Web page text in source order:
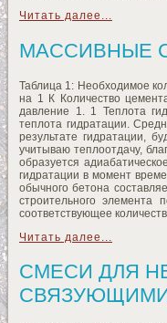
Читать далее...
МАССИВНЫЕ
Таблица 1: Необходимое
на 1 К Количество
давление 1. 1 Теплота
теплота гидратации.
результате гидратации,
учитываю теплоотдачу,
образуется
гидратации в момент
обычного бетона
строительного
соответствующее
Читать далее...
СМЕСИ ДЛЯ